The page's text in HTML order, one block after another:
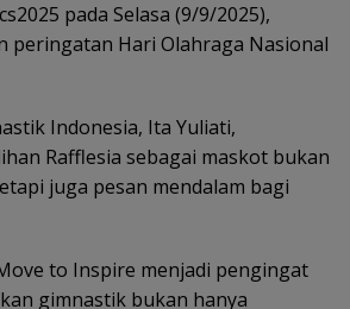
pada Selasa (9/9/2025),
peringatan Hari Olahraga Nasional
Indonesia, Ita Yuliati,
Rafflesia sebagai maskot bukan
juga pesan mendalam bagi
to Inspire menjadi pengingat
gimnastik bukan hanya